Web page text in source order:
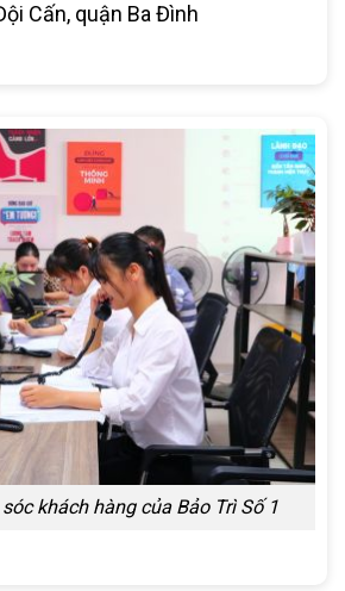
Cấn, quận Ba Đình
khách hàng của Bảo Trì Số 1